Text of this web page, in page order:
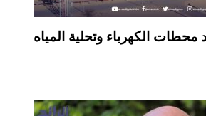
محطات الكهرباء وتحلية المياه